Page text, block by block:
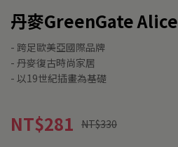
丹麥GreenGate
- 跨足歐美亞國際品牌
- 丹麥復古時尚家居
- 以19世紀插畫為基礎
NT$281 NT$330